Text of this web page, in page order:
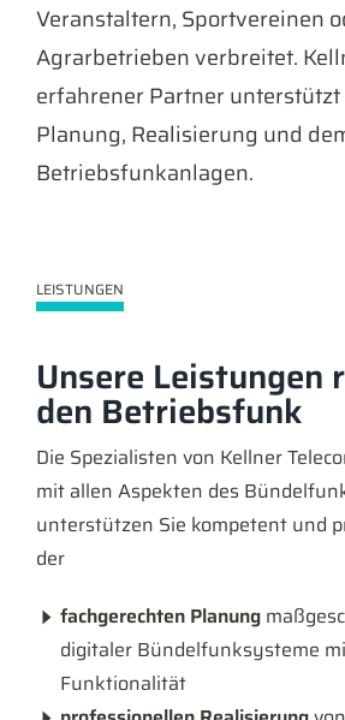
Veranstaltern, Sportvereinen
Agrarbetrieben verbreitet.
erfahrener Partner unterstützt
Planung, Realisierung und
Betriebsfunkanlagen.
LEISTUNGEN
Unsere Leistungen
den Betriebsfunk
Die Spezialisten von Kellner
mit allen Aspekten des
unterstützen Sie kompetent und
der
fachgerechten Planung
digitaler Bündelfunksysteme
Funktionalität